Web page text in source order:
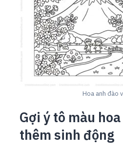
Hoa anh đào
Gợi ý tô màu
thêm sinh động